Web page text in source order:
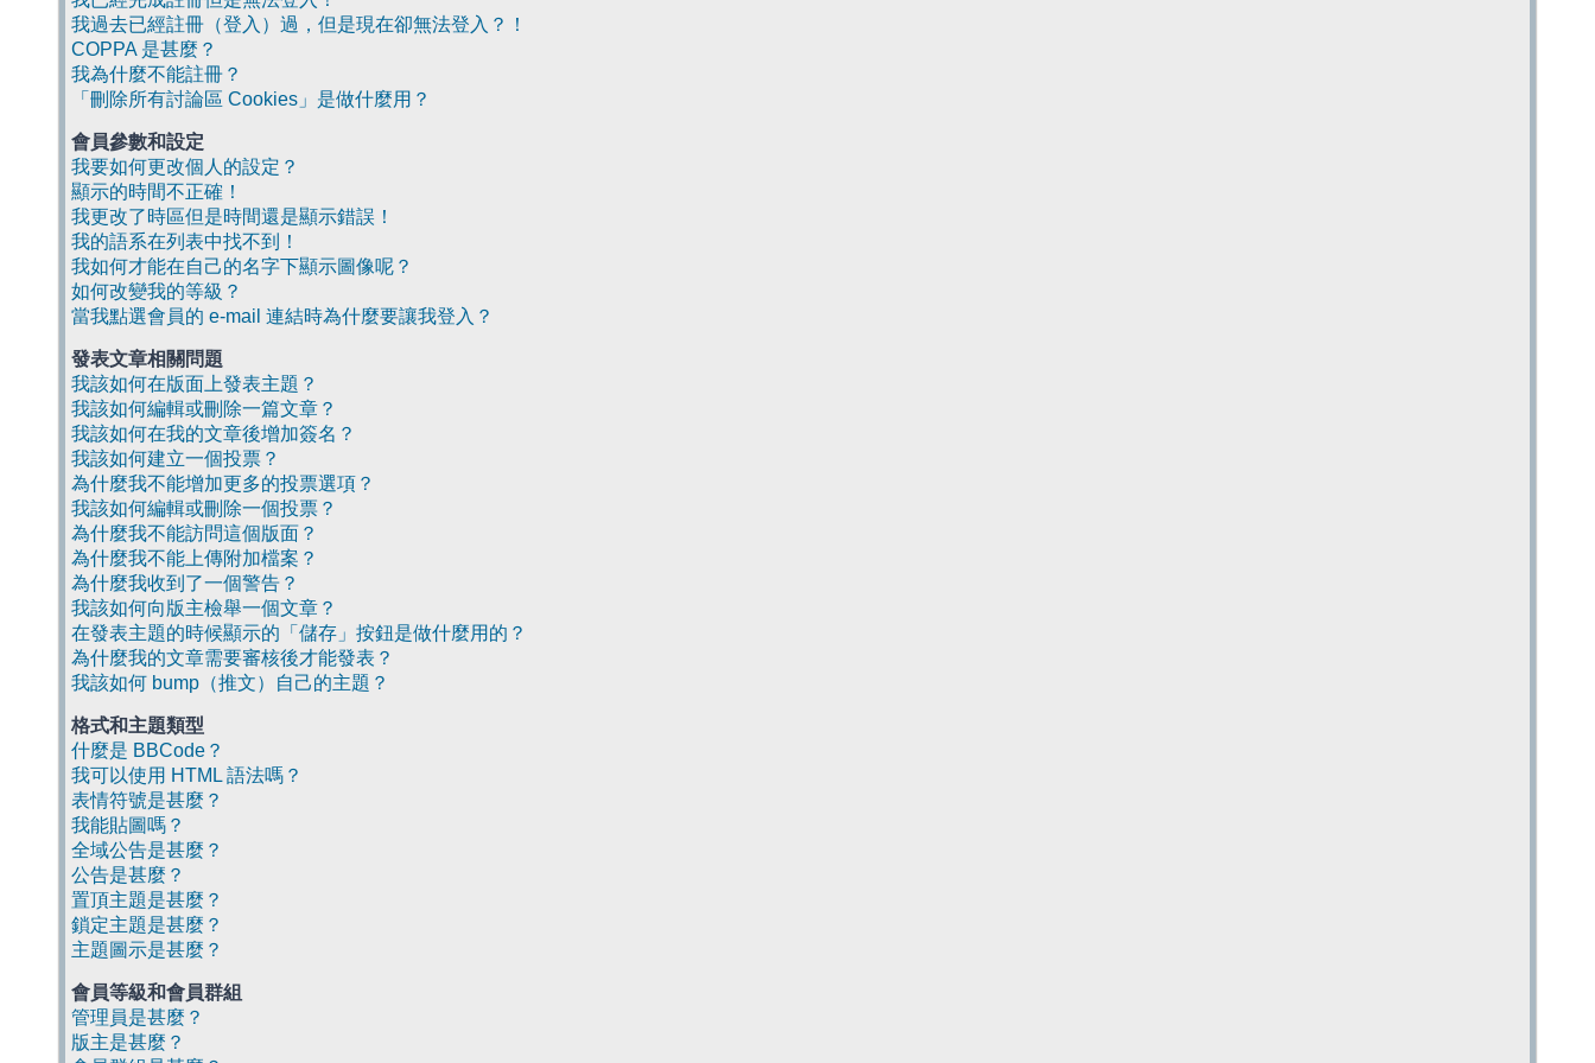
我過去已經註冊（登入）過，但是現在卻無法登入？！
COPPA 是甚麼？
我為什麼不能註冊？
「刪除所有討論區 Cookies」是做什麼用？
會員參數和設定
我要如何更改個人的設定？
顯示的時間不正確！
我更改了時區但是時間還是顯示錯誤！
我的語系在列表中找不到！
我如何才能在自己的名字下顯示圖像呢？
如何改變我的等級？
當我點選會員的 e-mail 連結時為什麼要讓我登入？
發表文章相關問題
我該如何在版面上發表主題？
我該如何編輯或刪除一篇文章？
我該如何在我的文章後增加簽名？
我該如何建立一個投票？
為什麼我不能增加更多的投票選項？
我該如何編輯或刪除一個投票？
為什麼我不能訪問這個版面？
為什麼我不能上傳附加檔案？
為什麼我收到了一個警告？
我該如何向版主檢舉一個文章？
在發表主題的時候顯示的「儲存」按鈕是做什麼用的？
為什麼我的文章需要審核後才能發表？
我該如何 bump（推文）自己的主題？
格式和主題類型
什麼是 BBCode？
我可以使用 HTML 語法嗎？
表情符號是甚麼？
我能貼圖嗎？
全域公告是甚麼？
公告是甚麼？
置頂主題是甚麼？
鎖定主題是甚麼？
主題圖示是甚麼？
會員等級和會員群組
管理員是甚麼？
版主是甚麼？